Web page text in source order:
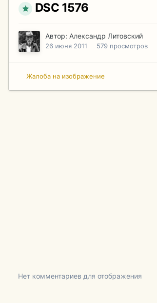
DSC 1576
Автор: Александр Литовский
26 июня 2011 579 просмотров
Жалоба на изображение
Нет комментариев для отображения